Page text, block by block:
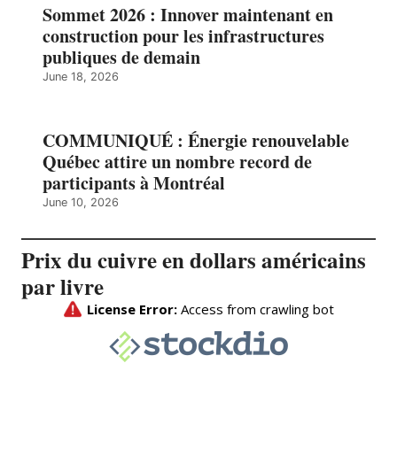
Sommet 2026 : Innover maintenant en
construction pour les infrastructures
publiques de demain
June 18, 2026
COMMUNIQUÉ : Énergie renouvelable
Québec attire un nombre record de
participants à Montréal
June 10, 2026
Prix du cuivre en dollars américains
par livre